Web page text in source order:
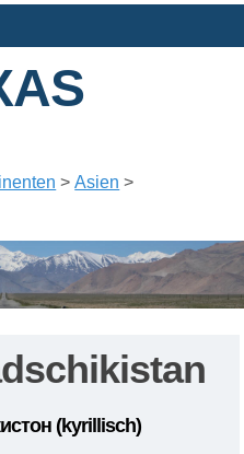
>Asien >
(kyrillisch)